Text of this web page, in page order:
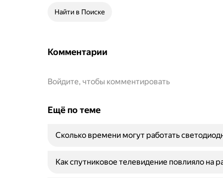
Найти в Поиске
Комментарии
Войдите, чтобы комментировать
Ещё по теме
Сколько времени могут работать
Как спутниковое телевидение повлияло на